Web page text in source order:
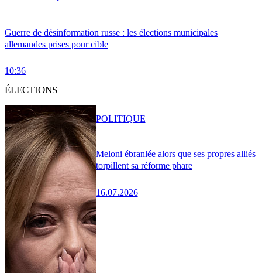
Guerre de désinformation russe : les élections municipales
allemandes prises pour cible
10:36
ÉLECTIONS
Meloni ébranlée alors que ses propres alliés
torpillent sa réforme phare
16.07.2026
POLITIQUE